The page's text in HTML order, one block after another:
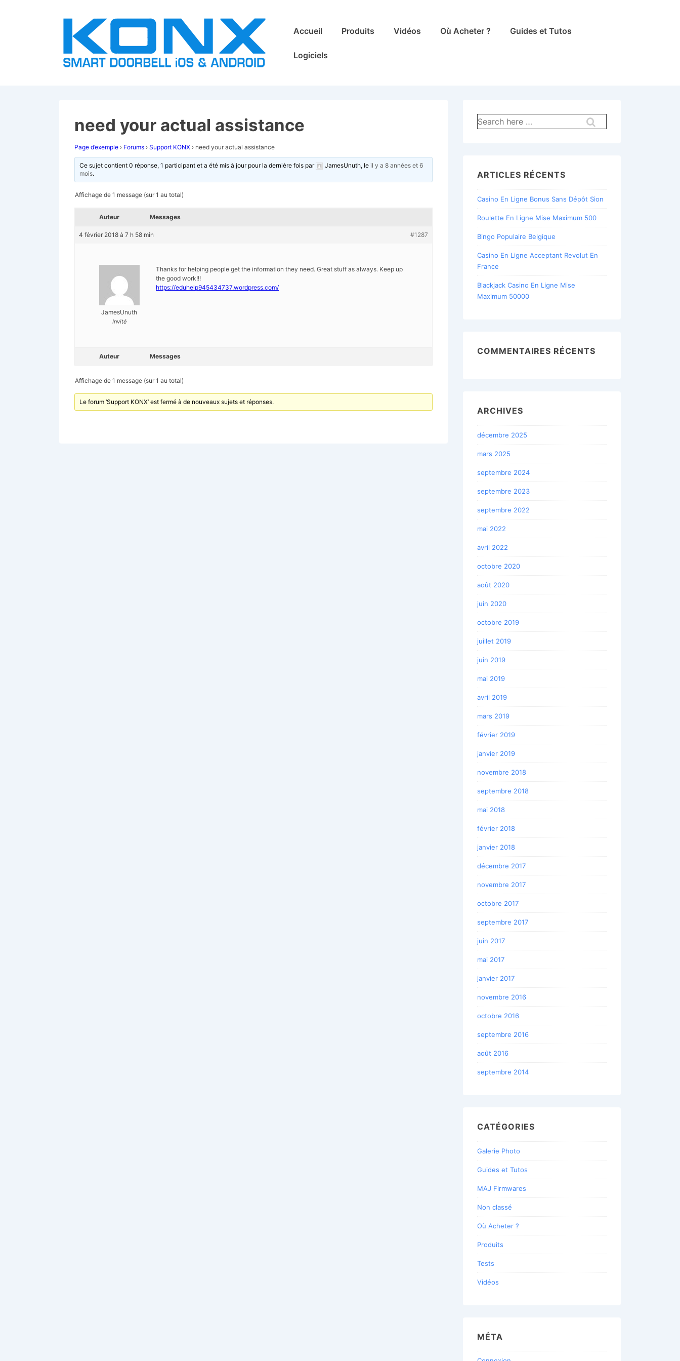
MainAccueil Produits Vidéos Où Acheter ? Guides et Tutos
Logiciels
need your actual assistance
Page d’exemple › Forums › Support KONX › need your actual assistance
Ce sujet contient 0 réponse, 1 participant et a été mis à jour pour la dernière fois par JamesUnuth, leil y a 8 années et 6
mois.
Affichage de 1 message (sur 1 au total)
Auteur Messages
4 février 2018 à 7 h 58 min #1287
JamesUnuth
Invité
Thanks for helping people get the information they need. Great stuff as always. Keep up
the good work!!!
https://eduhelp945434737.wordpress.com/
Auteur Messages
Affichage de 1 message (sur 1 au total)
Le forum ‘Support KONX’ est fermé à de nouveaux sujets et réponses.
Recherche
pour:
ARTICLES RÉCENTS
Casino En Ligne Bonus Sans Dépôt Sion
Roulette En Ligne Mise Maximum 500
Bingo Populaire Belgique
Casino En Ligne Acceptant Revolut En
France
Blackjack Casino En Ligne Mise
Maximum 50000
COMMENTAIRES RÉCENTS
ARCHIVES
décembre 2025
mars 2025
septembre 2024
septembre 2023
septembre 2022
mai 2022
avril 2022
octobre 2020
août 2020
juin 2020
octobre 2019
juillet 2019
juin 2019
mai 2019
avril 2019
mars 2019
février 2019
janvier 2019
novembre 2018
septembre 2018
mai 2018
février 2018
janvier 2018
décembre 2017
novembre 2017
octobre 2017
septembre 2017
juin 2017
mai 2017
janvier 2017
novembre 2016
octobre 2016
septembre 2016
août 2016
septembre 2014
CATÉGORIES
Galerie Photo
Guides et Tutos
MAJ Firmwares
Non classé
Où Acheter ?
Produits
Tests
Vidéos
MÉTA